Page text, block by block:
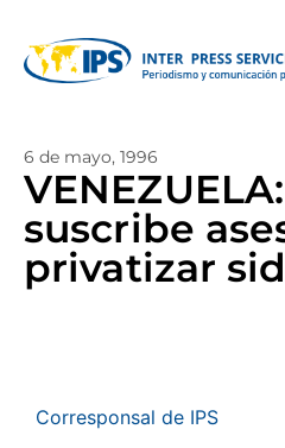
6 de mayo, 1996
suscribe
privatizar
Corresponsal de IPS